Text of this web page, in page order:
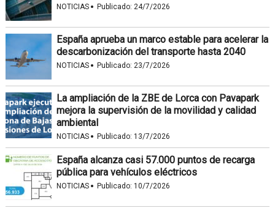
NOTICIAS · Publicado: 24/7/2026
España aprueba un marco estable para acelerar la
descarbonización del transporte hasta 2040
NOTICIAS · Publicado: 23/7/2026
La ampliación de la ZBE de Lorca con Pavapark
mejora la supervisión de la movilidad y calidad
ambiental
NOTICIAS · Publicado: 13/7/2026
España alcanza casi 57.000 puntos de recarga
pública para vehículos eléctricos
NOTICIAS · Publicado: 10/7/2026